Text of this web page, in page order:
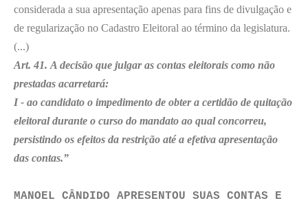
considerada a sua apresentação apenas para fins de divulgação e
de regularização no Cadastro Eleitoral ao término da legislatura.
(...)
Art. 41. A decisão que julgar as contas eleitorais como não
prestadas acarretará:
I - ao candidato o impedimento de obter a certidão de quitação
eleitoral durante o curso do mandato ao qual concorreu,
persistindo os efeitos da restrição até a efetiva apresentação
das contas.”
MANOEL CÂNDIDO APRESENTOU SUAS CONTAS E